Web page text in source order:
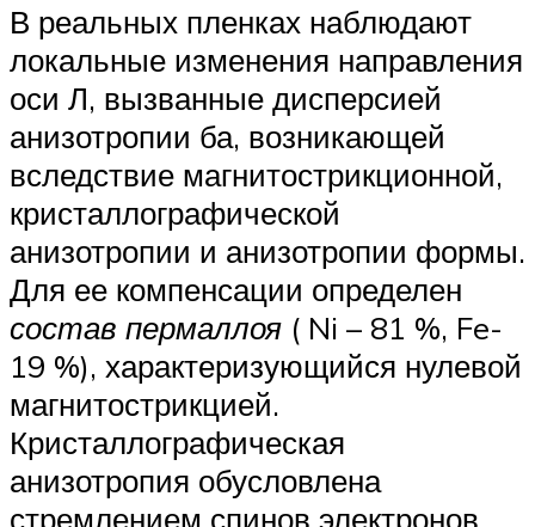
В реальных пленках наблюдают
локальные изменения направления
оси Л, вызванные дисперсией
анизотропии ба, возникающей
вследствие магнитострикционной,
кристаллографической
анизотропии и анизотропии формы.
Для ее компенсации определен
состав пермаллоя ( Ni – 81 %, Fe-
19 %), характеризующийся нулевой
магнитострикцией.
Кристаллографическая
анизотропия обусловлена
стремлением спинов электронов